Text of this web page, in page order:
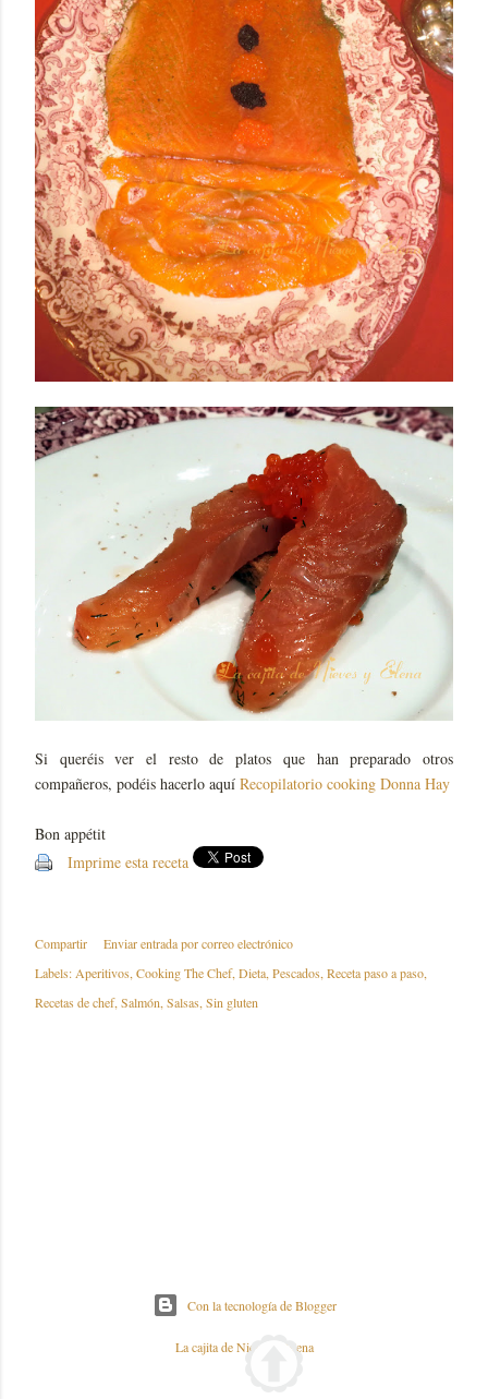
Si queréis ver el resto de platos que han preparado otros
compañeros, podéis hacerlo aquí Recopilatorio cooking Donna Hay
Bon appétit
Imprime esta receta
Compartir
Enviar entrada por correo electrónico
Labels: Aperitivos Cooking The Chef Dieta Pescados Receta paso a paso
Recetas de chef Salmón Salsas Sin gluten
Con la tecnología de Blogger
La cajita de Nieves y Elena